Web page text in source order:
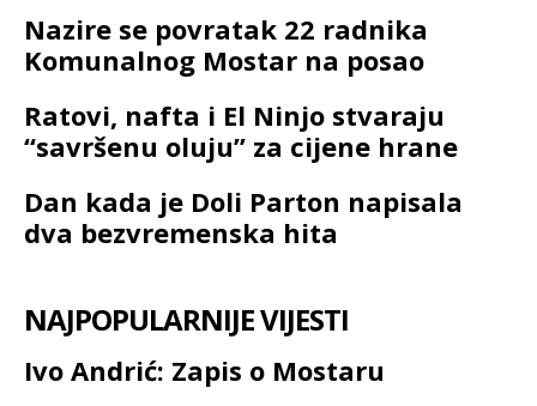
Nazire se povratak 22 radnika
Komunalnog Mostar na posao
Ratovi, nafta i El Ninjo stvaraju
“savršenu oluju” za cijene hrane
Dan kada je Doli Parton napisala
dva bezvremenska hita
NAJPOPULARNIJE VIJESTI
Ivo Andrić: Zapis o Mostaru